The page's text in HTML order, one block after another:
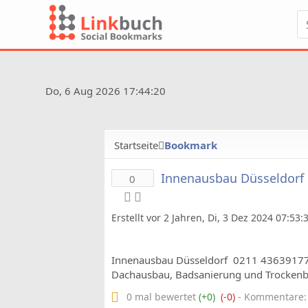
Do, 6 Aug 2026 17:44:20
Startseite Bookmark
0 Innenausbau Düsseldorf
Erstellt vor 2 Jahren, Di, 3 Dez 2024
Innenausbau Düsseldorf ️ 0211
Dachausbau, Badsanierung und
0 mal bewertet (+0) (-0) -